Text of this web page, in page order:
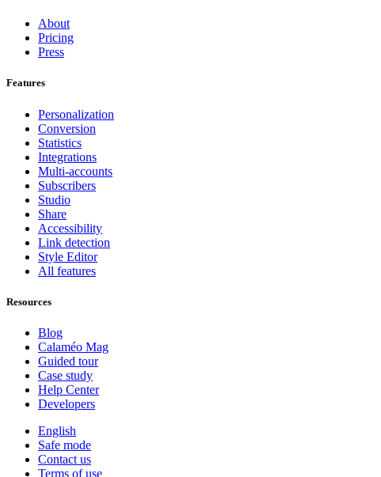
About
Pricing
Press
Features
Personalization
Conversion
Statistics
Integrations
Multi-accounts
Subscribers
Studio
Share
Accessibility
Link detection
Style Editor
All features
Resources
Blog
Calaméo Mag
Guided tour
Case study
Help Center
Developers
English
Safe mode
Contact us
Terms of use